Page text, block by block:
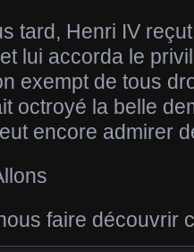
tard, Henri IV
lui accorda le
exempt de tous
octroyé la belle
encore admirer
faire découvrir